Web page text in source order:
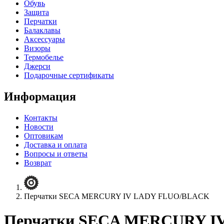
Обувь
Защита
Перчатки
Балаклавы
Аксессуары
Визоры
Термобелье
Джерси
Подарочные сертификаты
Информация
Контакты
Новости
Оптовикам
Доставка и оплата
Вопросы и ответы
Возврат
Перчатки SECA MERCURY IV LADY FLUO/BLACK